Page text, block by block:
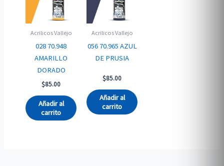
Acrilicos Vallejo
028 70.948
AMARILLO
DORADO
$85.00
Añadir al
carrito
Acrilicos Vallejo
056 70.965 AZUL
DE PRUSIA
$85.00
Añadir al
carrito